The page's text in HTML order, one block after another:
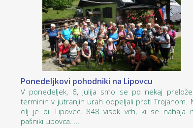
Ponedeljkovi pohodniki na Lipovcu
V ponedeljek, 6, julija smo se po nekaj
terminih v jutranjih urah odpeljali proti Trojanom.
cilj je bil Lipovec, 848 visok vrh, ki se nahaja
pašniki Lipovca. ...